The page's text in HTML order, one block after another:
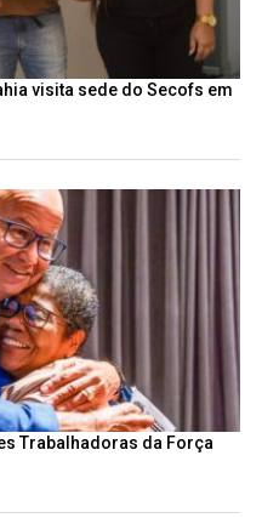
visita sede do Secofs em
Trabalhadoras da Força